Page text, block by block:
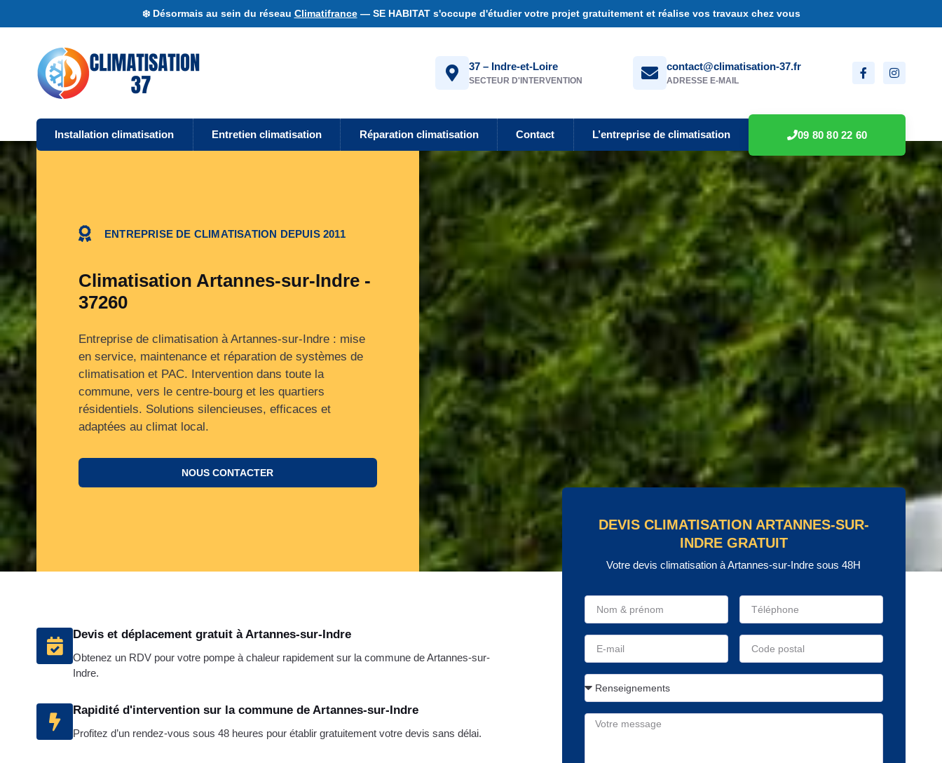
❄️ Désormais au sein du réseau Climatifrance— SE HABITAT s'occupe d'étudier votre projet gratuitement et réalise vos travaux chez vous
37 – Indre-et-Loire
SECTEUR D'INTERVENTION
contact@climatisation-37.fr
ADRESSE E-MAIL
Installation climatisation Entretien climatisation Réparation climatisation Contact L’entreprise de climatisation 09 80 80 22 60
ENTREPRISE DE CLIMATISATION DEPUIS 2011
Climatisation Artannes-sur-Indre -
37260
Entreprise de climatisation à Artannes-sur-Indre : mise
en service, maintenance et réparation de systèmes de
climatisation et PAC. Intervention dans toute la
commune, vers le centre‑bourg et les quartiers
résidentiels. Solutions silencieuses, efficaces et
adaptées au climat local.
NOUS CONTACTER
Devis et déplacement gratuit à Artannes-sur-Indre
Obtenez un RDV pour votre pompe à chaleur rapidement sur la commune de Artannes-sur-
Indre.
Rapidité d'intervention sur la commune de Artannes-sur-Indre
Profitez d’un rendez-vous sous 48 heures pour établir gratuitement votre devis sans délai.
DEVIS CLIMATISATION ARTANNES-SUR-
INDRE GRATUIT
Votre devis climatisation à Artannes-sur-Indre sous 48H